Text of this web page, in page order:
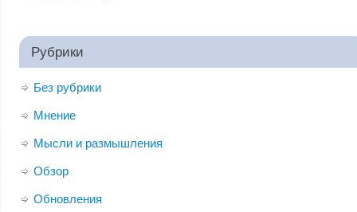
Рубрики
Без рубрики
Мнение
Мысли и размышления
Обзор
Обновления